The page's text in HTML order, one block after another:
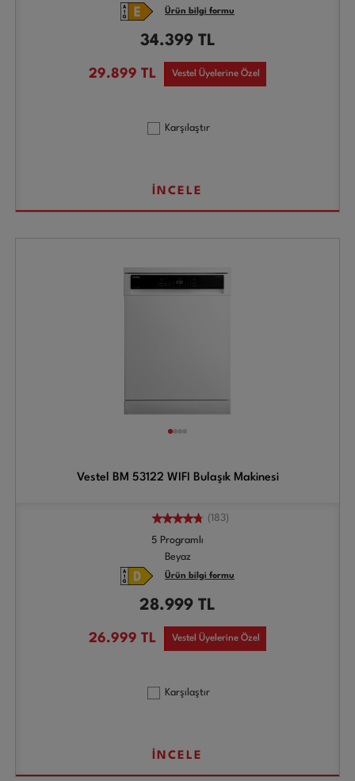
Ürün bilgi formu
34.399 TL
29.899 TL Vestel Üyelerine Özel
Karşılaştır
İNCELE
Vestel BM 53122 WIFI Bulaşık Makinesi
(183)
5 Programlı
Beyaz
Ürün bilgi formu
28.999 TL
26.999 TL Vestel Üyelerine Özel
Karşılaştır
İNCELE